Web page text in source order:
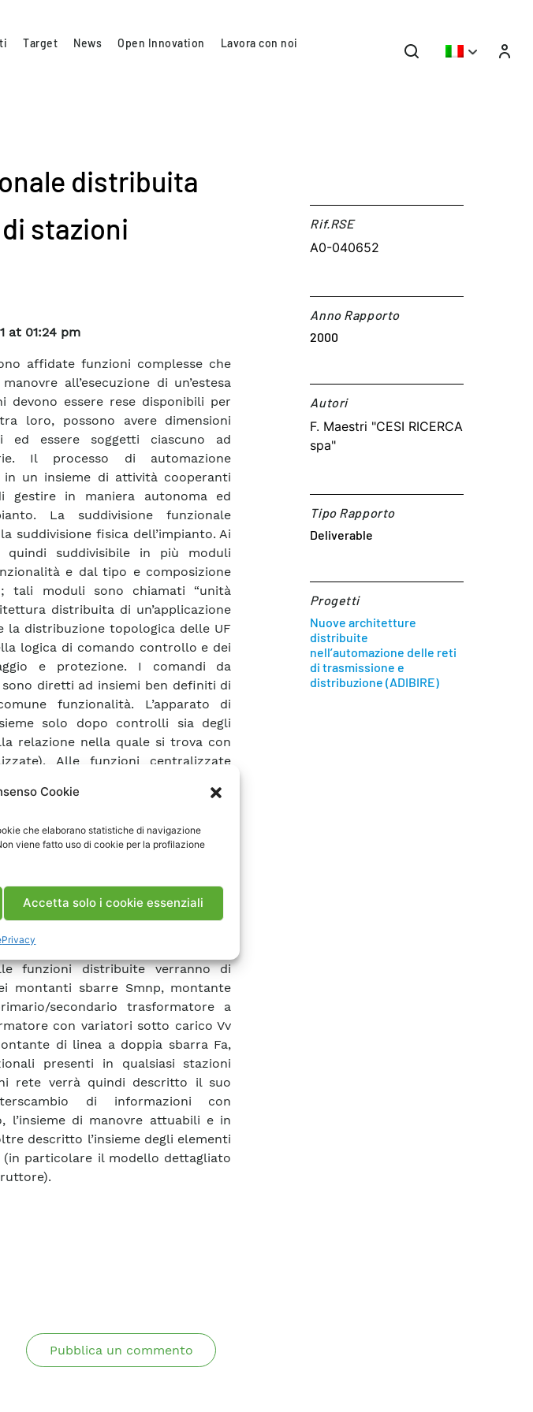
Cookie
che elaborano statistiche di navigazione
viene fatto uso di cookie per la profilazione
Accetta solo i cookie essenziali
Privacy
Target News Open Innovation Lavora con noi
distribuita
stazioni
at 01:24 pm
affidate funzioni complesse che
all’esecuzione di un’estesa
devono essere rese disponibili per
loro, possono avere dimensioni
ed essere soggetti ciascuno ad
Il processo di automazione
in un insieme di attività cooperanti
in maniera autonoma ed
La suddivisione funzionale
suddivisione fisica dell’impianto. Ai
quindi suddivisibile in più moduli
e dal tipo e composizione
tali moduli sono chiamati “unità
distribuita di un’applicazione
la distribuzione topologica delle UF
logica di comando controllo e dei
e protezione. I comandi da
diretti ad insiemi ben definiti di
funzionalità. L’apparato di
solo dopo controlli sia degli
relazione nella quale si trova con
Alle funzioni centralizzate
con l’operatore remoto, di
livello e di gestire le protezioni
funzioni di automazione consentirà
a livello locale ottimizzando
strutturata in reti di oggetti
di automazione) della specifica
tra le funzioni centralizzate e
funzioni distribuite verranno di
montanti sbarre Smnp, montante
secondario trasformatore a
con variatori sotto carico Vv
di linea a doppia sbarra Fa,
presenti in qualsiasi stazioni
rete verrà quindi descritto il suo
di informazioni con
l’insieme di manovre attuabili e in
descritto l’insieme degli elementi
particolare il modello dettagliato
Rif.RSE​
A0-040652
Anno Rapporto
2000
Autori​
F. Maestri "CESI RICERCA
spa"
Tipo Rapporto
Deliverable
Progetti
Nuove architetture
distribuite
nell’automazione delle reti
di trasmissione e
distribuzione (ADIBIRE)
Pubblica un commento